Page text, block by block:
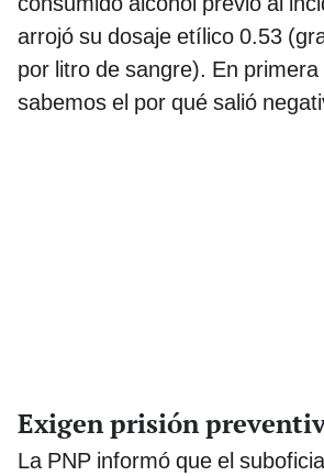
arrojó su dosaje etílico 0.53
por litro de sangre). En
sabemos el por qué salió
Exigen prisión
La PNP informó que el